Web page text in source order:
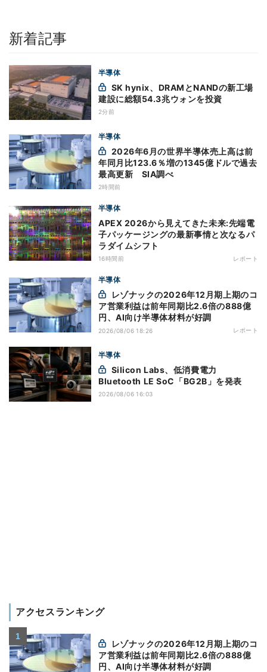
新着記事
半導体
建設に総額54.3兆ウォンを投資
2分前
半導体
年同月比123.6％増の1345億ドルで過去
最高更新 SIA調べ
2時間前
半導体
APEX 2026から見えてきた未来:先端電
子パッケージングの最新事情と次なるパ
ラダイムシフト
16時間前 レポート
半導体
ア営業利益は前年同期比2.6倍の888億
円、AI向け半導体材料が好調
2026/08/06 18:26 レポート
半導体
Bluetooth LE SoC「BG2B」を発表
2026/08/06 16:03
アクセスランキング
ア営業利益は前年同期比2.6倍の888億
円、AI向け半導体材料が好調